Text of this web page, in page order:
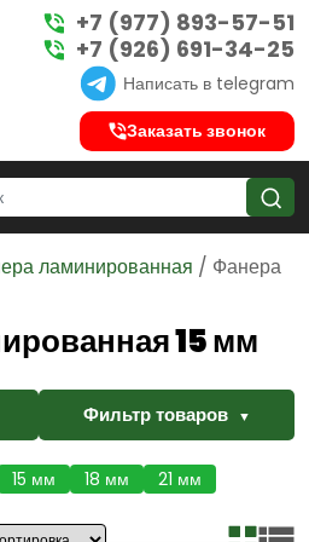
+7 (977) 893-57-51
+7 (926) 691-34-25
Написать в telegram
Заказать звонок
ламинированная / Фанера
15 мм
Фильтр товаров
15 мм 18 мм
21 мм